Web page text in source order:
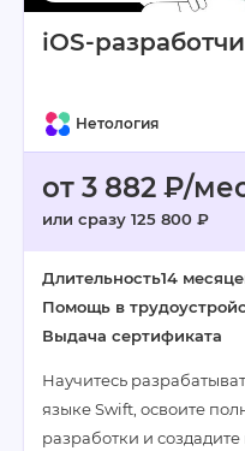
iOS-
Нетология
от 3 882 ₽/
или сразу 125 800 ₽
Длительность14
Помощь в
Выдача сертификата
Научитесь
языке Swift, освоите
разработки и